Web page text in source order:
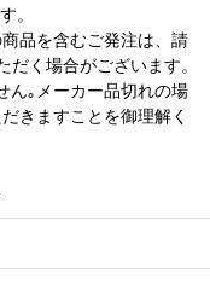
。
品を含むご発注は、請
く場合がございます。
ん｡メーカー品切れの場
きますことを御理解く